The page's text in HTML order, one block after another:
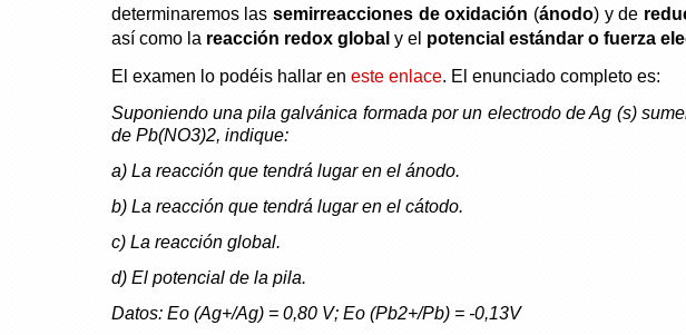
determinaremos las semirreacciones de oxidación (ánodo) y de
así como la reacción redox global y el potencial estándar o fuerza
El examen lo podéis hallar en este enlace. El enunciado completo es:
Suponiendo una pila galvánica formada por un electrodo de Ag (s)
de Pb(NO3)2, indique:
a) La reacción que tendrá lugar en el ánodo.
b) La reacción que tendrá lugar en el cátodo.
c) La reacción global.
d) El potencial de la pila.
Datos: Eo (Ag+/Ag) = 0,80 V; Eo (Pb2+/Pb) = -0,13V